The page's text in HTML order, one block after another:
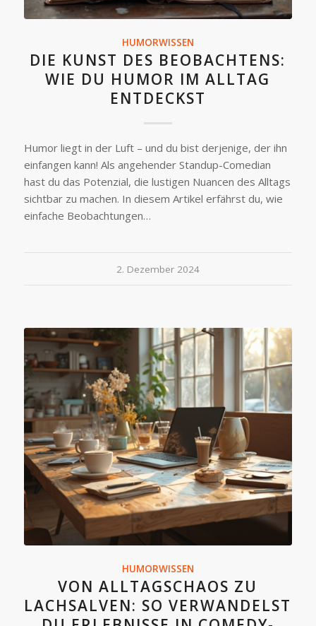
HUMORWISSEN
DIE KUNST DES BEOBACHTENS:
WIE DU HUMOR IM ALLTAG
ENTDECKST
Humor liegt in der Luft – und du bist derjenige, der ihn
einfangen kann! Als angehender Standup-Comedian
hast du das Potenzial, die lustigen Nuancen des Alltags
sichtbar zu machen. In diesem Artikel erfährst du, wie
einfache Beobachtungen…
2. Dezember 2024
HUMORWISSEN
VON ALLTAGSCHAOS ZU
LACHSALVEN: SO VERWANDELST